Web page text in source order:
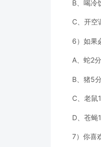
B、喝冷
C、开空
6）如果
A、蛇2分
B、猪5分
C、老鼠
D、苍蝇
7）你喜